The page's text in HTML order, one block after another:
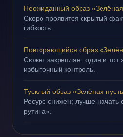
Неожиданный образ
Скоро проявится скрытый
гибкость.
Повторяющийся образ
Сюжет закрепляет один и тот
избыточный контроль.
Тусклый образ «Зелёная
Ресурс снижен; лучше начать
рутина».